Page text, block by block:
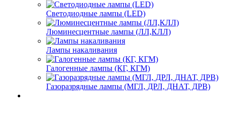
Светодиодные лампы (LED)
Люминесцентные лампы (ЛЛ,КЛЛ)
Лампы накаливания
Галогенные лампы (КГ, КГМ)
Газоразрядные лампы (МГЛ, ДРЛ, ДНАТ, ДРВ)